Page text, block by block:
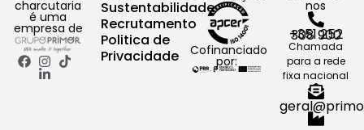
charcutaria
é uma
empresa de
Sustentabilidade
Recrutamento
Politica de
Privacidade
Cofinanciado
por:
nos
+351 252 308 900
Chamada
para a rede
fixa nacional